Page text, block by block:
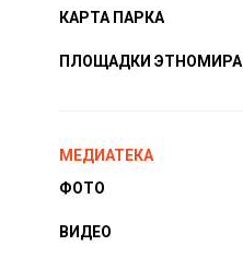
КАРТА ПАРКА
ПЛОЩАДКИ ЭТНОМИРА
МЕДИАТЕКА
ФОТО
ВИДЕО